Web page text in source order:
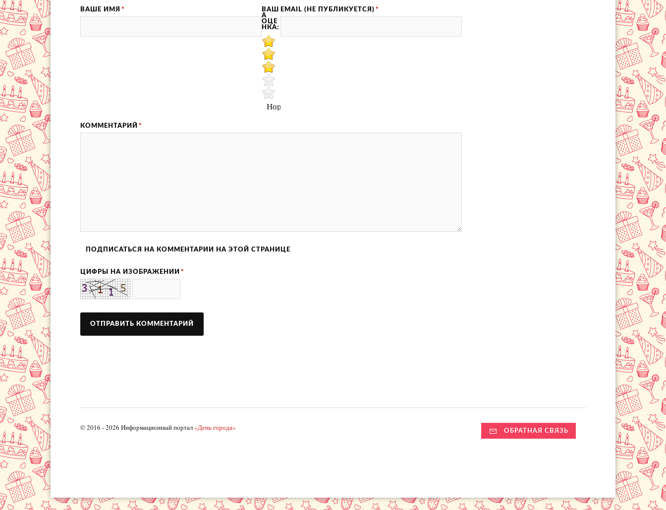
ВАШЕ ИМЯ * EMAIL (НЕ ПУБЛИКУЕТСЯ) *
ВАШ
А
ОЦЕ
НКА:
Нормально
КОММЕНТАРИЙ *
ПОДПИСАТЬСЯ НА КОММЕНТАРИИ НА ЭТОЙ СТРАНИЦЕ
ЦИФРЫ НА ИЗОБРАЖЕНИИ *
© 2016 - 2026 Информационный портал «День города» ОБРАТНАЯ СВЯЗЬ